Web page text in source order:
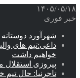
۱۴۰۵/۰۵/۱۸
خبر فوری
شهرآورد دوستانه
داعی:تیم های
خواهیم داشت
پیروزی استقلال
تاجرنیا: حال